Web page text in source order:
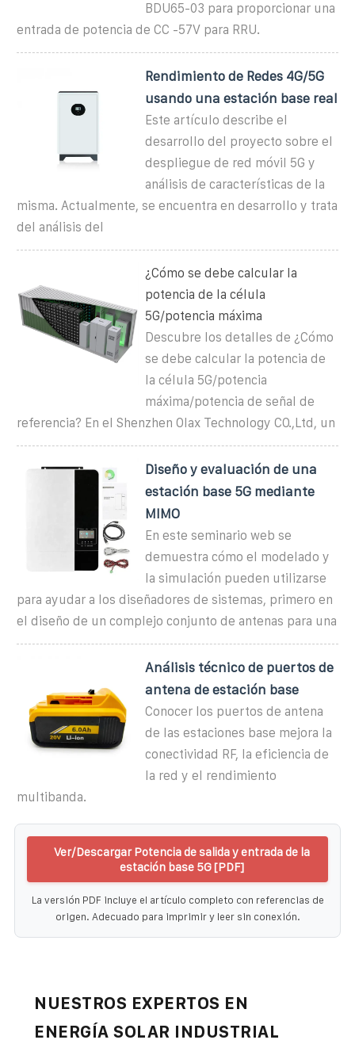
BDU65-03 para proporcionar una
entrada de potencia de CC -57V para RRU.
Rendimiento de Redes 4G/5G
usando una estación base real
Este artículo describe el
desarrollo del proyecto sobre el
despliegue de red móvil 5G y
análisis de características de la
misma. Actualmente, se encuentra en desarrollo y trata
del análisis del
¿Cómo se debe calcular la
potencia de la célula
5G/potencia máxima
Descubre los detalles de ¿Cómo
se debe calcular la potencia de
la célula 5G/potencia
máxima/potencia de señal de
referencia? En el Shenzhen Olax Technology CO.,Ltd, un
Diseño y evaluación de una
estación base 5G mediante
MIMO
En este seminario web se
demuestra cómo el modelado y
la simulación pueden utilizarse
para ayudar a los diseñadores de sistemas, primero en
el diseño de un complejo conjunto de antenas para una
Análisis técnico de puertos de
antena de estación base
Conocer los puertos de antena
de las estaciones base mejora la
conectividad RF, la eficiencia de
la red y el rendimiento
multibanda.
Ver/Descargar Potencia de salida y entrada de la
estación base 5G [PDF]
La versión PDF incluye el artículo completo con referencias de
origen. Adecuado para imprimir y leer sin conexión.
NUESTROS EXPERTOS EN
ENERGÍA SOLAR INDUSTRIAL